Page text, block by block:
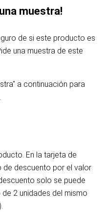
muestra!
de si este producto es
una muestra de este
a continuación para
En la tarjeta de
de descuento por el valor
solo se puede
2 unidades del mismo